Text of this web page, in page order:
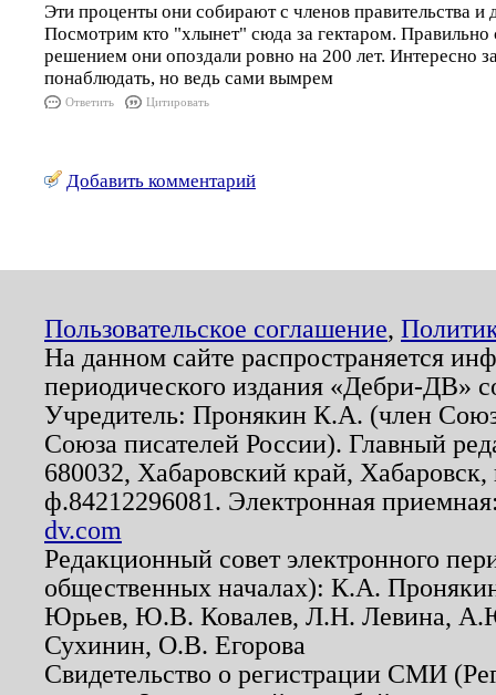
Эти проценты они собирают с членов правительства и
Посмотрим кто "хлынет" сюда за гектаром. Правильно
решением они опоздали ровно на 200 лет. Интересно
понаблюдать, но ведь сами вымрем
Ответить Цитировать
Добавить комментарий
Пользовательское соглашение,
На данном сайте распространяется
периодического издания «Дебри-ДВ»
Учредитель: Пронякин К.А. (член
Союза писателей России). Главный
680032, Хабаровский край,
ф.84212296081. Электронная
dv.com
Редакционный совет электронного
общественных началах): К.А.
Юрьев, Ю.В. Ковалев, Л.Н. Левина,
Сухинин, О.В. Егорова
Свидетельство о регистрации СМИ